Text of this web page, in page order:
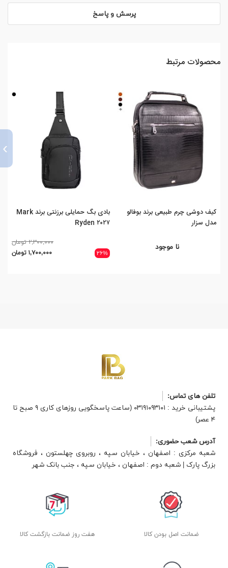
پرسش و پاسخ
محصولات مرتبط
کیف دوشی چرم طبیعی برند بوفالو
مدل سزار
نا موجود
بادی بگ حمایلی برزنتی برند Mark
Ryden ۲۰۲۷
۲۶%
۲,۳۰۰,۰۰۰ تومان
۱,۷۰۰,۰۰۰ تومان
›
تلفن های تماس:
پشتیبانی خرید : ۰۳۱۹۱۰۹۳۱۰۱ (ساعت پاسخگویی روزهای کاری ۹ صبح تا
۴ عصر)
آدرس شعب حضوری:
شعبه مرکزی : اصفهان ، خیابان سپه ، روبروی چهلستون ، فروشگاه
بزرگ پارک | شعبه دوم : اصفهان ، خیابان سپه ، جنب بانک شهر
ضمانت اصل بودن کالا هفت روز ضمانت بازگشت کالا